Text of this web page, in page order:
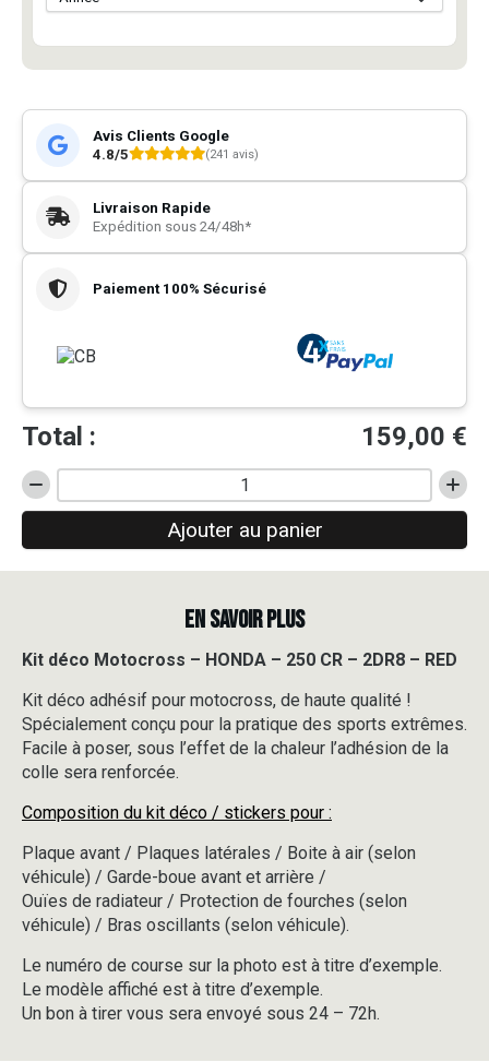
Avis Clients Google
4.8/5
(241 avis)
Livraison Rapide
Expédition sous 24/48h*
Paiement 100% Sécurisé
Total : 159,00 €
quantité
de
déco
Motocross
250
-
2DR8
-
RED
Ajouter au panier
EN SAVOIR PLUS
Kit déco Motocross – HONDA – 250 CR – 2DR8 – RED
Kit déco adhésif pour motocross, de haute qualité !
Spécialement conçu pour la pratique des sports extrêmes.
Facile à poser, sous l’effet de la chaleur l’adhésion de la
colle sera renforcée.
Composition du kit déco / stickers pour :
Plaque avant / Plaques latérales / Boite à air (selon
véhicule) / Garde-boue avant et arrière /
Ouïes de radiateur / Protection de fourches (selon
véhicule) / Bras oscillants (selon véhicule).
Le numéro de course sur la photo est à titre d’exemple.
Le modèle affiché est à titre d’exemple.
Un bon à tirer vous sera envoyé sous 24 – 72h.